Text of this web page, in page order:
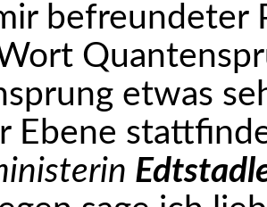
befreundeter
etwas
Ebene